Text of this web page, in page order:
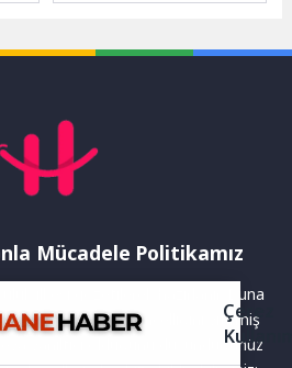
Mücadele Politikamız
ilkesi gözetilerek hazırlanır. Buna
eksik, hatalı veya güncelliğini yitirmiş
yanıltıcı olduğunu düşündüğünüz
Çerez